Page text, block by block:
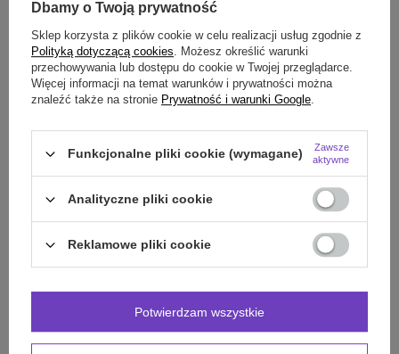
SZCZEGÓŁOWE DANE
OPINIE (0)
Potrzebujesz pomocy? Masz pytania?
Zadaj pytanie a my odpowiemy niezwłocznie,
najciekawsze pytania i odpowiedzi publikując
dla innych.
Zadaj pytanie
INNE PRODUKTY
PRODUCENTA:
Dbamy o Twoją prywatność
Sklep korzysta z plików cookie w celu realizacji usług zgodnie z
Polityką dotyczącą cookies. Możesz określić warunki
przechowywania lub dostępu do cookie w Twojej przeglądarce.
Więcej informacji na temat warunków i prywatności można
znaleźć także na stronie Prywatność i warunki Google.
Funkcjonalne pliki cookie (wymagane)
Zawsze
aktywne
Analityczne pliki cookie
Reklamowe pliki cookie
Potwierdzam wszystkie